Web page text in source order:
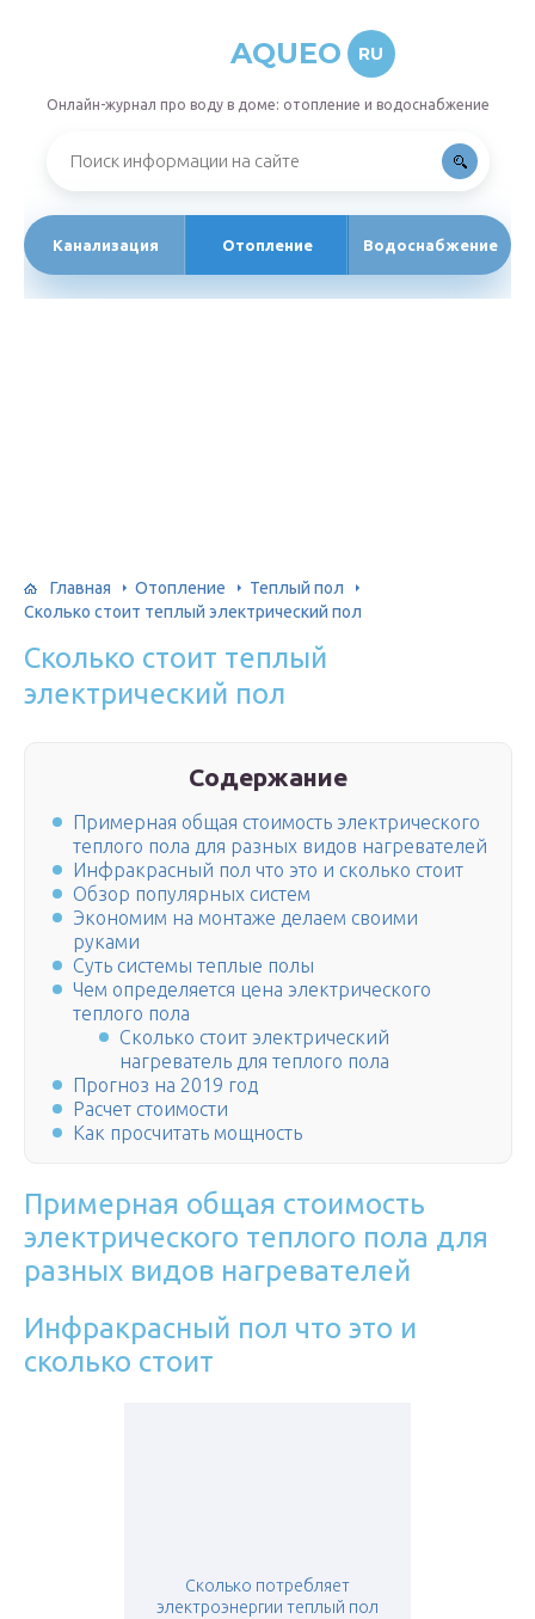
AQUEO RU
Онлайн-журнал про воду в доме: отопление и водоснабжение
Канализация Отопление Водоснабжение
Главная Отопление
Теплый пол
Сколько стоит теплый электрический пол
Сколько стоит теплый
электрический пол
Содержание
Примерная общая стоимость электрического
теплого пола для разных видов нагревателей
Инфракрасный пол что это и сколько стоит
Обзор популярных систем
Экономим на монтаже делаем своими
руками
Суть системы теплые полы
Чем определяется цена электрического
теплого пола
Сколько стоит электрический
нагреватель для теплого пола
Прогноз на 2019 год
Расчет стоимости
Как просчитать мощность
Примерная общая стоимость
электрического теплого пола для
разных видов нагревателей
Инфракрасный пол что это и
сколько стоит
Сколько потребляет
электроэнергии теплый пол